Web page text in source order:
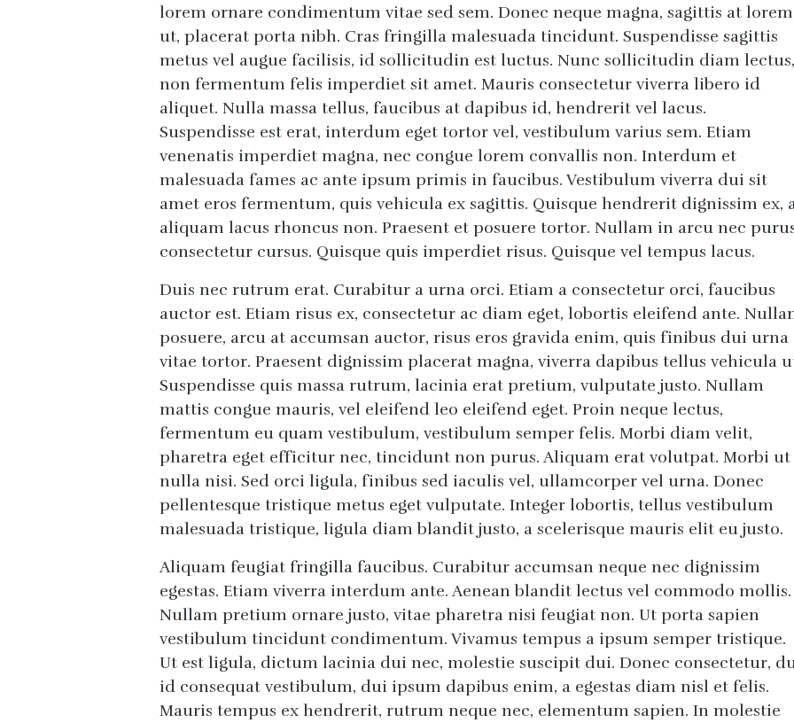
lorem ornare condimentum vitae sed sem. Donec neque magna, sagittis at lorem
ut, placerat porta nibh. Cras fringilla malesuada tincidunt. Suspendisse sagittis
metus vel augue facilisis, id sollicitudin est luctus. Nunc sollicitudin diam lectus,
non fermentum felis imperdiet sit amet. Mauris consectetur viverra libero id
aliquet. Nulla massa tellus, faucibus at dapibus id, hendrerit vel lacus.
Suspendisse est erat, interdum eget tortor vel, vestibulum varius sem. Etiam
venenatis imperdiet magna, nec congue lorem convallis non. Interdum et
malesuada fames ac ante ipsum primis in faucibus. Vestibulum viverra dui sit
amet eros fermentum, quis vehicula ex sagittis. Quisque hendrerit dignissim ex,
aliquam lacus rhoncus non. Praesent et posuere tortor. Nullam in arcu nec
consectetur cursus. Quisque quis imperdiet risus. Quisque vel tempus lacus.
Duis nec rutrum erat. Curabitur a urna orci. Etiam a consectetur orci, faucibus
auctor est. Etiam risus ex, consectetur ac diam eget, lobortis eleifend ante.
posuere, arcu at accumsan auctor, risus eros gravida enim, quis finibus dui urna
vitae tortor. Praesent dignissim placerat magna, viverra dapibus tellus vehicula
Suspendisse quis massa rutrum, lacinia erat pretium, vulputate justo. Nullam
mattis congue mauris, vel eleifend leo eleifend eget. Proin neque lectus,
fermentum eu quam vestibulum, vestibulum semper felis. Morbi diam velit,
pharetra eget efficitur nec, tincidunt non purus. Aliquam erat volutpat. Morbi ut
nulla nisi. Sed orci ligula, finibus sed iaculis vel, ullamcorper vel urna. Donec
pellentesque tristique metus eget vulputate. Integer lobortis, tellus vestibulum
malesuada tristique, ligula diam blandit justo, a scelerisque mauris elit eu justo.
Aliquam feugiat fringilla faucibus. Curabitur accumsan neque nec dignissim
egestas. Etiam viverra interdum ante. Aenean blandit lectus vel commodo mollis.
Nullam pretium ornare justo, vitae pharetra nisi feugiat non. Ut porta sapien
vestibulum tincidunt condimentum. Vivamus tempus a ipsum semper tristique.
Ut est ligula, dictum lacinia dui nec, molestie suscipit dui. Donec consectetur,
id consequat vestibulum, dui ipsum dapibus enim, a egestas diam nisl et felis.
Mauris tempus ex hendrerit, rutrum neque nec, elementum sapien. In molestie